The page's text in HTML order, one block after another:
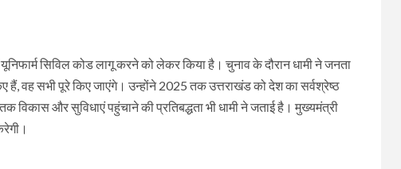
सिविल कोड लागू करने को लेकर किया है। चुनाव के दौरान धामी ने जनता
हैं, वह सभी पूरे किए जाएंगे। उन्होंने 2025 तक उत्तराखंड को देश का सर्वश्रेष्ठ
विकास और सुविधाएं पहुंचाने की प्रतिबद्धता भी धामी ने जताई है। मुख्यमंत्री